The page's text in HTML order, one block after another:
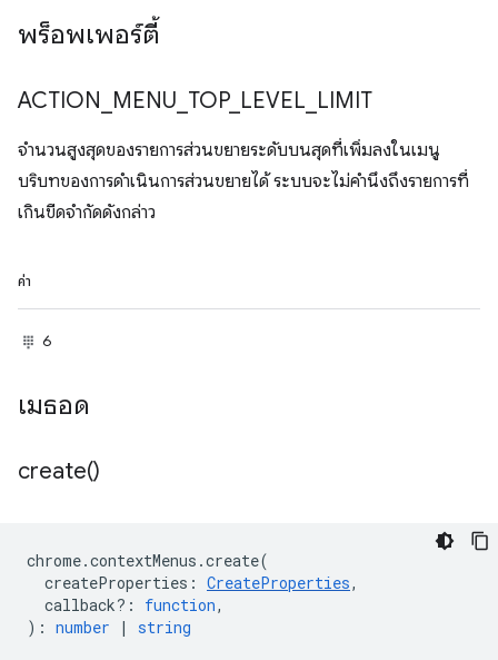
พร็อพเพอร์ตี้
ACTION MENU TOP_ LEVEL LIMIT
จำนวนสูงสุดของรายการส่วนขยายระดับบนสุดที่เพิ่มลงในเมนู
บริบทของการดำเนินการส่วนขยายได้ ระบบจะไม่คำนึงถึงรายการที่
เกินขีดจำกัดดังกล่าว
ค่า
6
เมธอด
create()
chrome.contextMenus .create(
createProperties : CreateProperties,
callback? : function,
) : number | string